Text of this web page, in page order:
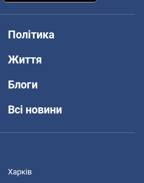
Політика
Життя
Блоги
Всі новини
Харків